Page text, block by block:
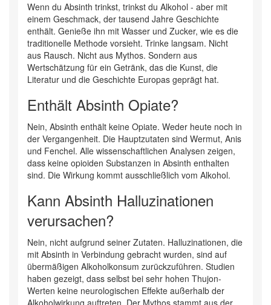
Wenn du Absinth trinkst, trinkst du Alkohol - aber mit
einem Geschmack, der tausend Jahre Geschichte
enthält. Genieße ihn mit Wasser und Zucker, wie es die
traditionelle Methode vorsieht. Trinke langsam. Nicht
aus Rausch. Nicht aus Mythos. Sondern aus
Wertschätzung für ein Getränk, das die Kunst, die
Literatur und die Geschichte Europas geprägt hat.
Enthält Absinth Opiate?
Nein, Absinth enthält keine Opiate. Weder heute noch in
der Vergangenheit. Die Hauptzutaten sind Wermut, Anis
und Fenchel. Alle wissenschaftlichen Analysen zeigen,
dass keine opioiden Substanzen in Absinth enthalten
sind. Die Wirkung kommt ausschließlich vom Alkohol.
Kann Absinth Halluzinationen
verursachen?
Nein, nicht aufgrund seiner Zutaten. Halluzinationen, die
mit Absinth in Verbindung gebracht wurden, sind auf
übermäßigen Alkoholkonsum zurückzuführen. Studien
haben gezeigt, dass selbst bei sehr hohen Thujon-
Werten keine neurologischen Effekte außerhalb der